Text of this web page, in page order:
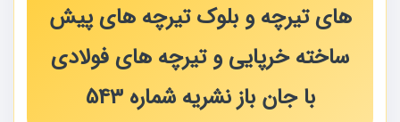
های تیرچه و بلوک تیرچه های پیش
ساخته خرپایی و تیرچه های فولادی
با جان باز نشریه شماره 543